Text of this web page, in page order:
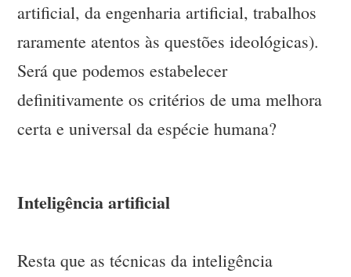
artificial, da engenharia artificial, trabalhos
raramente atentos às questões ideológicas).
Será que podemos estabelecer
definitivamente os critérios de uma melhora
certa e universal da espécie humana?
Inteligência artificial
Resta que as técnicas da inteligência